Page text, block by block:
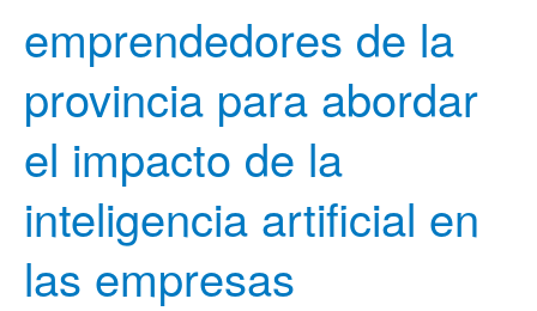
emprendedores de la
provincia para abordar
el impacto de la
inteligencia artificial en
las empresas